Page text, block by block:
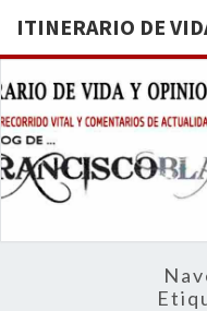
ITINERARIO DE